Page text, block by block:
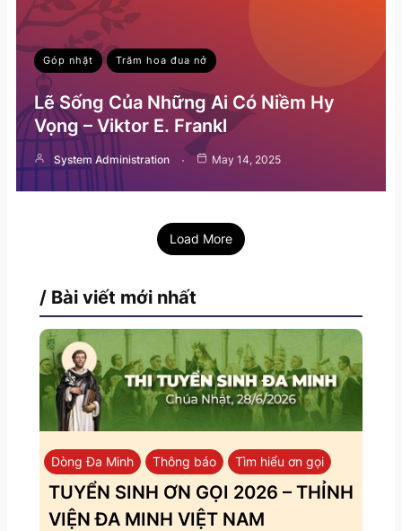
Góp nhặt Trăm hoa đua nở
Lẽ Sống Của Những Ai Có Niềm Hy
Vọng – Viktor E. Frankl
System Administration May 14, 2025
Load More
/ Bài viết mới nhất
Dòng Đa Minh Thông báo Tìm hiểu ơn gọi
TUYỂN SINH ƠN GỌI 2026 – THỈNH
VIỆN ĐA MINH VIỆT NAM